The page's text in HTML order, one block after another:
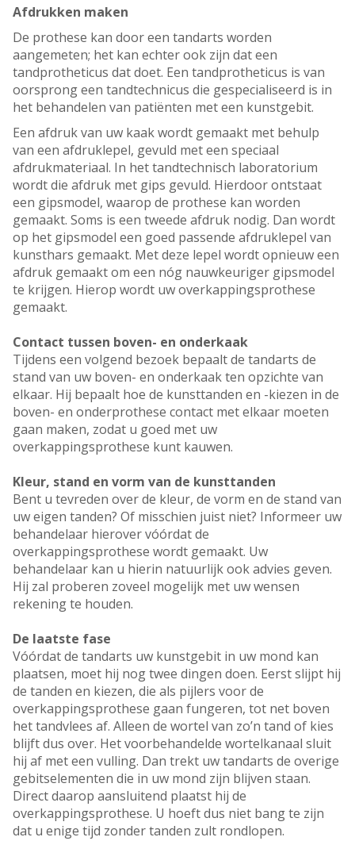
Afdrukken maken
De prothese kan door een tandarts worden
aangemeten; het kan echter ook zijn dat een
tandprotheticus dat doet. Een tandprotheticus is van
oorsprong een tandtechnicus die gespecialiseerd is in
het behandelen van patiënten met een kunstgebit.
Een afdruk van uw kaak wordt gemaakt met behulp
van een afdruklepel, gevuld met een speciaal
afdrukmateriaal. In het tandtechnisch laboratorium
wordt die afdruk met gips gevuld. Hierdoor ontstaat
een gipsmodel, waarop de prothese kan worden
gemaakt. Soms is een tweede afdruk nodig. Dan wordt
op het gipsmodel een goed passende afdruklepel van
kunsthars gemaakt. Met deze lepel wordt opnieuw een
afdruk gemaakt om een nóg nauwkeuriger gipsmodel
te krijgen. Hierop wordt uw overkappingsprothese
gemaakt.
Contact tussen boven- en onderkaak
Tijdens een volgend bezoek bepaalt de tandarts de
stand van uw boven- en onderkaak ten opzichte van
elkaar. Hij bepaalt hoe de kunsttanden en -kiezen in de
boven- en onderprothese contact met elkaar moeten
gaan maken, zodat u goed met uw
overkappingsprothese kunt kauwen.
Kleur, stand en vorm van de kunsttanden
Bent u tevreden over de kleur, de vorm en de stand van
uw eigen tanden? Of misschien juist niet? Informeer uw
behandelaar hierover vóórdat de
overkappingsprothese wordt gemaakt. Uw
behandelaar kan u hierin natuurlijk ook advies geven.
Hij zal proberen zoveel mogelijk met uw wensen
rekening te houden.
De laatste fase
Vóórdat de tandarts uw kunstgebit in uw mond kan
plaatsen, moet hij nog twee dingen doen. Eerst slijpt hij
de tanden en kiezen, die als pijlers voor de
overkappingsprothese gaan fungeren, tot net boven
het tandvlees af. Alleen de wortel van zo’n tand of kies
blijft dus over. Het voorbehandelde wortelkanaal sluit
hij af met een vulling. Dan trekt uw tandarts de overige
gebitselementen die in uw mond zijn blijven staan.
Direct daarop aansluitend plaatst hij de
overkappingsprothese. U hoeft dus niet bang te zijn
dat u enige tijd zonder tanden zult rondlopen.